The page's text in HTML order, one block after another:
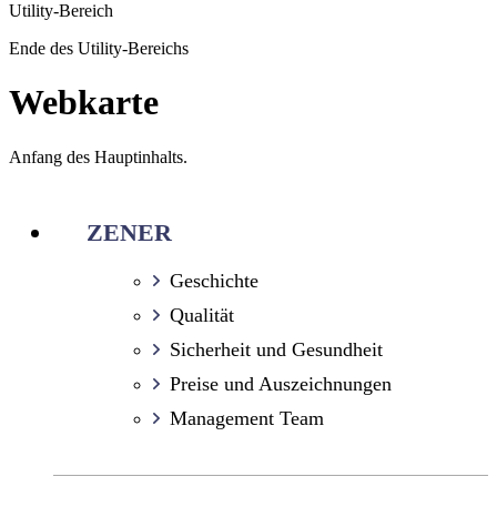
Utility-Bereich
Ende des Utility-Bereichs
Webkarte
Anfang des Hauptinhalts.
ZENER
Geschichte
Qualität
Sicherheit und Gesundheit
Preise und Auszeichnungen
Management Team